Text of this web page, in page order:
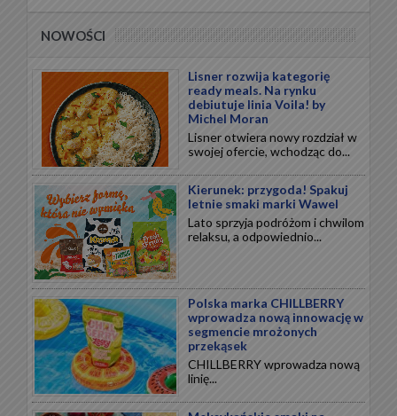
NOWOŚCI
Lisner rozwija kategorię
ready meals. Na rynku
debiutuje linia Voila! by
Michel Moran
Lisner otwiera nowy rozdział w
swojej ofercie, wchodząc do...
Kierunek: przygoda! Spakuj
letnie smaki marki Wawel
Lato sprzyja podróżom i chwilom
relaksu, a odpowiednio...
Polska marka CHILLBERRY
wprowadza nową innowację w
segmencie mrożonych
przekąsek
CHILLBERRY wprowadza nową
linię...